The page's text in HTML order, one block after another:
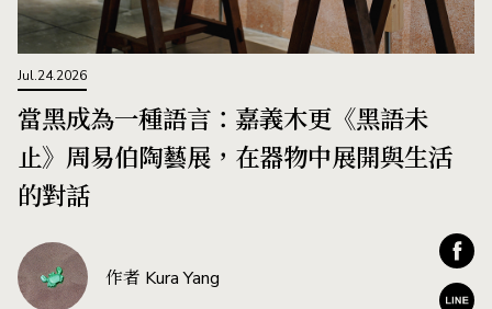
Jul.24.2026
當黑成為一種語言：嘉義木更《黑語未
止》周易伯陶藝展，在器物中展開與生活
的對話
作者 Kura Yang